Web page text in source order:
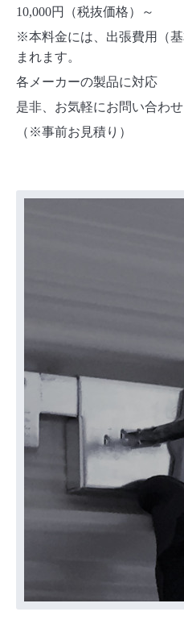
10,000円（税抜価格）～
※本料金には、出張費用（
まれます。
各メーカーの製品に対応
是非、お気軽にお問い合わせ
（※事前お見積り）